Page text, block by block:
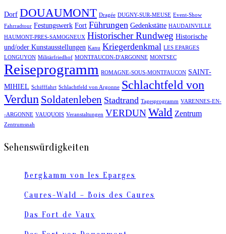
Dorf DOUAUMONT Dragée DUGNY-SUR-MEUSE Event-Show
Fahrradtour Festungswerk Fort Führungen Gedenkstätte HAUDAINVILLE
HAUMONT-PRES-SAMOGNEUX Historischer Rundweg Historische
und/oder Kunstausstellungen Kanu Kriegerdenkmal LES EPARGES
LONGUYON Militärfriedhof MONTFAUCON-D'ARGONNE MONTSEC
Reiseprogramm ROMAGNE-SOUS-MONTFAUCON SAINT-
MIHIEL Schifffahrt Schlachtfeld von Argonne Schlachtfeld von
Verdun Soldatenleben Stadtrand Tagesprogramm VARENNES-EN-
-ARGONNE VAUQUOIS Veranstaltungen VERDUNWald Zentrum
Zentrumsnah
Sehenswürdigkeiten
Bergkamm von les Eparges
Caures-Wald – Bois des Caures
Das Fort de Vaux